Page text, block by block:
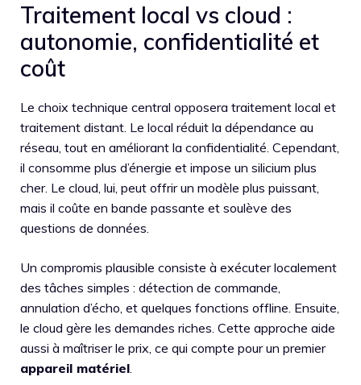
Traitement local vs cloud :
autonomie, confidentialité et
coût
Le choix technique central opposera traitement local et
traitement distant. Le local réduit la dépendance au
réseau, tout en améliorant la confidentialité. Cependant,
il consomme plus d’énergie et impose un silicium plus
cher. Le cloud, lui, peut offrir un modèle plus puissant,
mais il coûte en bande passante et soulève des
questions de données.
Un compromis plausible consiste à exécuter localement
des tâches simples : détection de commande,
annulation d’écho, et quelques fonctions offline. Ensuite,
le cloud gère les demandes riches. Cette approche aide
aussi à maîtriser le prix, ce qui compte pour un premier
appareil matériel.